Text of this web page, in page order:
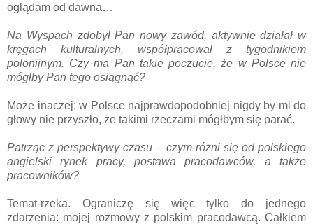
oglądam od dawna…
Na Wyspach zdobył Pan nowy zawód, aktywnie działał w
kręgach kulturalnych, współpracował z tygodnikiem
polonijnym. Czy ma Pan takie poczucie, że w Polsce nie
mógłby Pan tego osiągnąć?
Może inaczej: w Polsce najprawdopodobniej nigdy by mi do
głowy nie przyszło, że takimi rzeczami mógłbym się parać.
Patrząc z perspektywy czasu – czym różni się od polskiego
angielski rynek pracy, postawa pracodawców, a także
pracowników?
Temat-rzeka. Ograniczę się więc tylko do jednego
zdarzenia: mojej rozmowy z polskim pracodawcą. Całkiem